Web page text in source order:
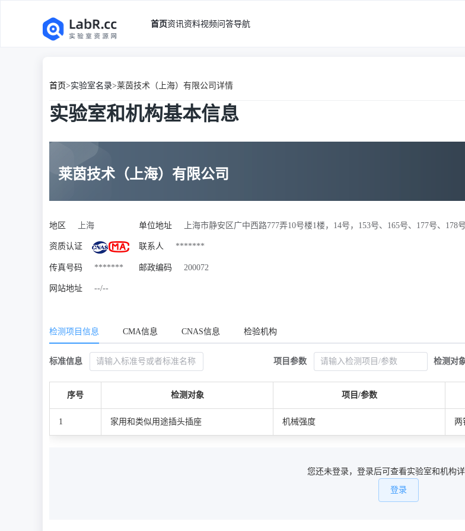
首页资讯资料视频问答导航
首页>实验室名录>莱茵技术（上海）有限公司详情
实验室和机构基本信息
莱茵技术（上海）有限公司
地区 上海 单位地址 上海市静安区广中西路777弄10号楼1楼，14号，153号、165号、177号、178
资质认证 联系人 *******
传真号码 ******* 邮政编码 200072
网站地址 --/--
检测项目信息 CMA信息 CNAS信息 检验机构
标准信息 项目参数 检测对
序号 检测对象 项目/参数
1 家用和类似用途插头插座 机械强度 两
您还未登录，登录后可查看实验室和机构
登录